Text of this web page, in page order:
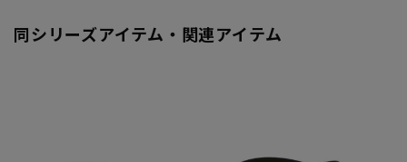
同シリーズアイテム・関連アイテム